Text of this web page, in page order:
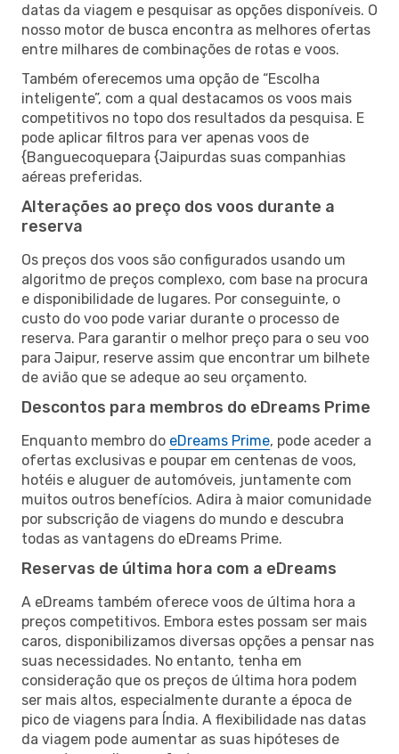
datas da viagem e pesquisar as opções disponíveis. O
nosso motor de busca encontra as melhores ofertas
entre milhares de combinações de rotas e voos.
Também oferecemos uma opção de “Escolha
inteligente”, com a qual destacamos os voos mais
competitivos no topo dos resultados da pesquisa. E
pode aplicar filtros para ver apenas voos de
{Banguecoquepara {Jaipurdas suas companhias
aéreas preferidas.
Alterações ao preço dos voos durante a
reserva
Os preços dos voos são configurados usando um
algoritmo de preços complexo, com base na procura
e disponibilidade de lugares. Por conseguinte, o
custo do voo pode variar durante o processo de
reserva. Para garantir o melhor preço para o seu voo
para Jaipur, reserve assim que encontrar um bilhete
de avião que se adeque ao seu orçamento.
Descontos para membros do eDreams Prime
Enquanto membro do eDreams Prime, pode aceder a
ofertas exclusivas e poupar em centenas de voos,
hotéis e aluguer de automóveis, juntamente com
muitos outros benefícios. Adira à maior comunidade
por subscrição de viagens do mundo e descubra
todas as vantagens do eDreams Prime.
Reservas de última hora com a eDreams
A eDreams também oferece voos de última hora a
preços competitivos. Embora estes possam ser mais
caros, disponibilizamos diversas opções a pensar nas
suas necessidades. No entanto, tenha em
consideração que os preços de última hora podem
ser mais altos, especialmente durante a época de
pico de viagens para Índia. A flexibilidade nas datas
da viagem pode aumentar as suas hipóteses de